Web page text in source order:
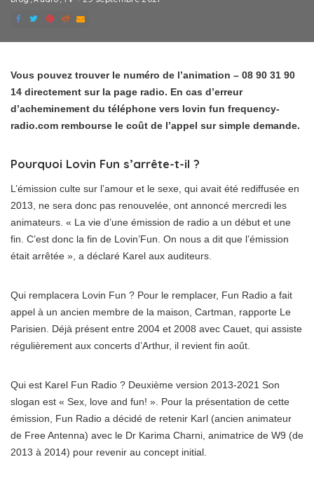
Vous pouvez trouver le numéro de l’animation – 08 90 31 90
14 directement sur la page radio. En cas d’erreur
d’acheminement du téléphone vers lovin fun frequency-
radio.com rembourse le coût de l’appel sur simple demande.
Pourquoi Lovin Fun s’arrête-t-il ?
L’émission culte sur l’amour et le sexe, qui avait été rediffusée en
2013, ne sera donc pas renouvelée, ont annoncé mercredi les
animateurs. « La vie d’une émission de radio a un début et une
fin. C’est donc la fin de Lovin’Fun. On nous a dit que l’émission
était arrêtée », a déclaré Karel aux auditeurs.
Qui remplacera Lovin Fun ? Pour le remplacer, Fun Radio a fait
appel à un ancien membre de la maison, Cartman, rapporte Le
Parisien. Déjà présent entre 2004 et 2008 avec Cauet, qui assiste
régulièrement aux concerts d’Arthur, il revient fin août.
Qui est Karel Fun Radio ? Deuxième version 2013-2021 Son
slogan est « Sex, love and fun! ». Pour la présentation de cette
émission, Fun Radio a décidé de retenir Karl (ancien animateur
de Free Antenna) avec le Dr Karima Charni, animatrice de W9 (de
2013 à 2014) pour revenir au concept initial.